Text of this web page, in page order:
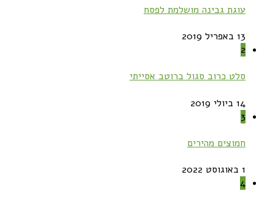
עוגת גבינה מושלמת לפסח
13 באפריל 2019
2
סלט כרוב סגול ברוטב אסייתי
14 ביולי 2019
3
חמוצים מהירים
1 באוגוסט 2022
4